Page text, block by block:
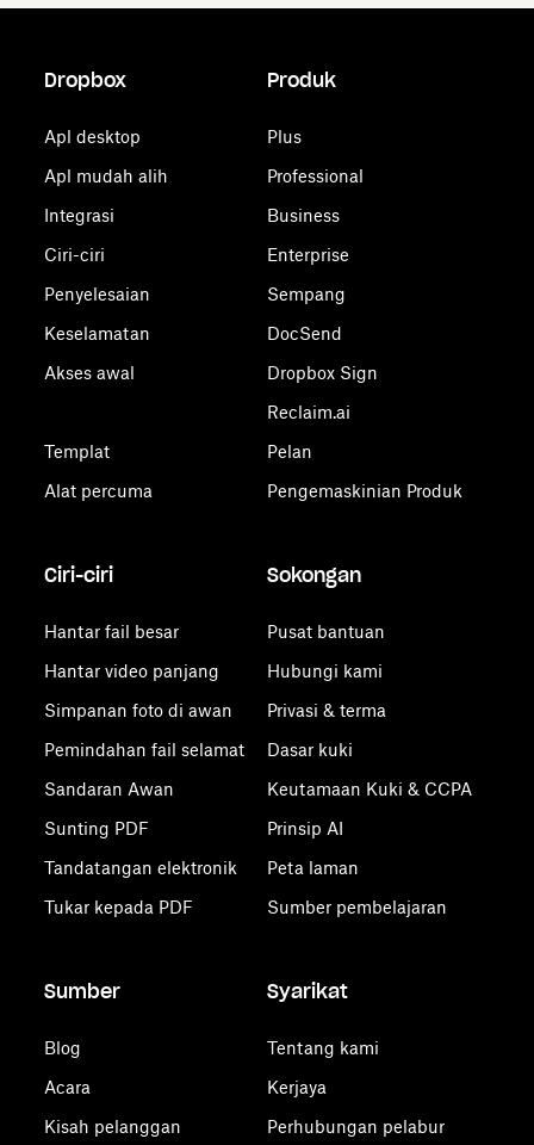
Dropbox
Apl desktop
Apl mudah alih
Integrasi
Ciri-ciri
Penyelesaian
Keselamatan
Akses awal
Templat
Alat percuma
Produk
Plus
Professional
Business
Enterprise
Sempang
DocSend
Dropbox Sign
Reclaim.ai
Pelan
Pengemaskinian Produk
Ciri-ciri
Hantar fail besar
Hantar video panjang
Simpanan foto di awan
Pemindahan fail selamat
Sandaran Awan
Sunting PDF
Tandatangan elektronik
Tukar kepada PDF
Sokongan
Pusat bantuan
Hubungi kami
Privasi & terma
Dasar kuki
Keutamaan Kuki & CCPA
Prinsip AI
Peta laman
Sumber pembelajaran
Sumber
Blog
Acara
Kisah pelanggan
Syarikat
Tentang kami
Kerjaya
Perhubungan pelabur